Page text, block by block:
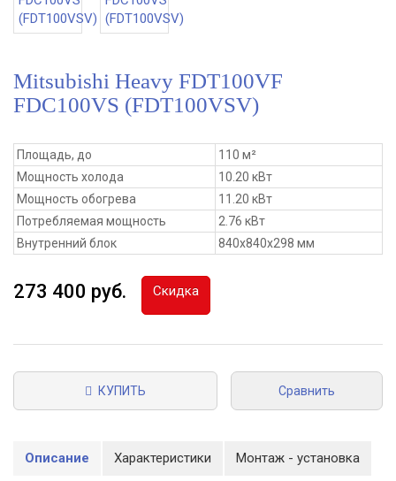
Mitsubishi Heavy FDT100VF
FDC100VS (FDT100VSV)
Площадь, до
110 м²
Мощность холода
10.20 кВт
Мощность обогрева
11.20 кВт
Потребляемая мощность
2.76 кВт
Внутренний блок
840x840x298 мм
273 400 руб. Скидка
КУПИТЬ Сравнить
Описание Характеристики Монтаж - установка